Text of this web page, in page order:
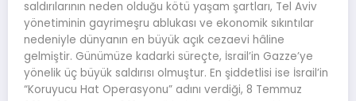
saldırılarının neden olduğu kötü yaşam şartları, Tel Aviv
yönetiminin gayrimeşru ablukası ve ekonomik sıkıntılar
nedeniyle dünyanın en büyük açık cezaevi hâline
gelmiştir. Günümüze kadarki süreçte, İsrail’in Gazze’ye
yönelik üç büyük saldırısı olmuştur. En şiddetlisi ise İsrail’in
“Koruyucu Hat Operasyonu” adını verdiği, 8 Temmuz